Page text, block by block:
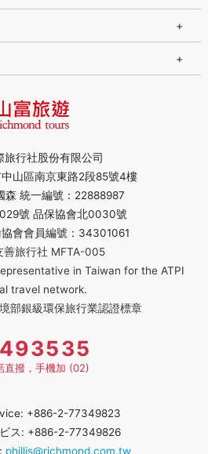
旅行社股份有限公司
山區南京東路2段85號4樓
森 統一編號：22888987
號 品保協會北0030號
會會員編號：34301061
善旅行社 MFTA-005
in Taiwan for the ATPI
travel network.
部銀級環保旅行業認證標章
直撥，手機加 (02)
+886-2-77349823
ス: +886-2-77349826
phillis@richmond.com.tw